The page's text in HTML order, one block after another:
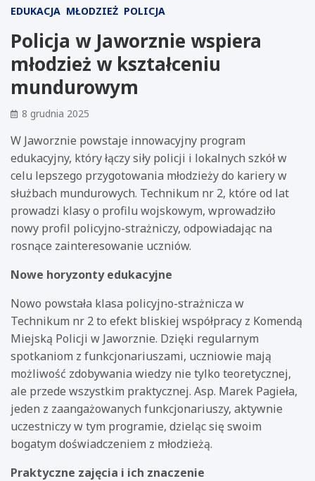
EDUKACJA MŁODZIEŻ POLICJA
Policja w Jaworznie wspiera
młodzież w kształceniu
mundurowym
8 grudnia 2025
W Jaworznie powstaje innowacyjny program
edukacyjny, który łączy siły policji i lokalnych szkół w
celu lepszego przygotowania młodzieży do kariery w
służbach mundurowych. Technikum nr 2, które od lat
prowadzi klasy o profilu wojskowym, wprowadziło
nowy profil policyjno-strażniczy, odpowiadając na
rosnące zainteresowanie uczniów.
Nowe horyzonty edukacyjne
Nowo powstała klasa policyjno-strażnicza w
Technikum nr 2 to efekt bliskiej współpracy z Komendą
Miejską Policji w Jaworznie. Dzięki regularnym
spotkaniom z funkcjonariuszami, uczniowie mają
możliwość zdobywania wiedzy nie tylko teoretycznej,
ale przede wszystkim praktycznej. Asp. Marek Pagieła,
jeden z zaangażowanych funkcjonariuszy, aktywnie
uczestniczy w tym programie, dzieląc się swoim
bogatym doświadczeniem z młodzieżą.
Praktyczne zajęcia i ich znaczenie